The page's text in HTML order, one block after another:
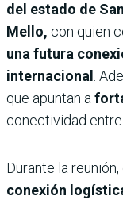
del estado de
Mello, con quien
una futura
internacional
.
que apuntan a
conectividad
Durante la
conexión